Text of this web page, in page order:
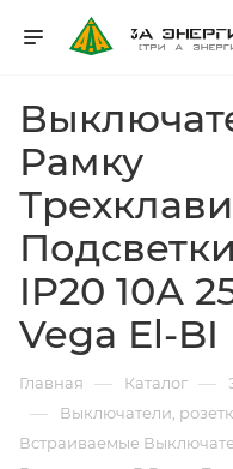
Рамку
IP20 10А
Vega El-BI
Главная — Каталог —
— Выключатели,
Встраиваемые